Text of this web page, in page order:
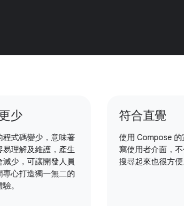
少
程式碼變少，意味著
易理解及維護，產生
減少，可讓開發人員
專心打造獨一無二的
。
符合直覺
使用 Compose 的
寫使用者介面，不
搜尋起來也很方便